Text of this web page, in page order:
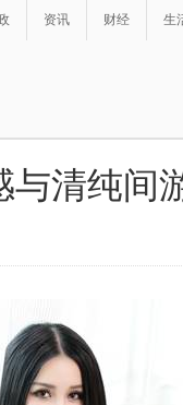
资讯 财经 生
与清纯间